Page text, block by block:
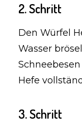
2. Schritt
Den Würfel
Wasser
Hefe
3. Schritt